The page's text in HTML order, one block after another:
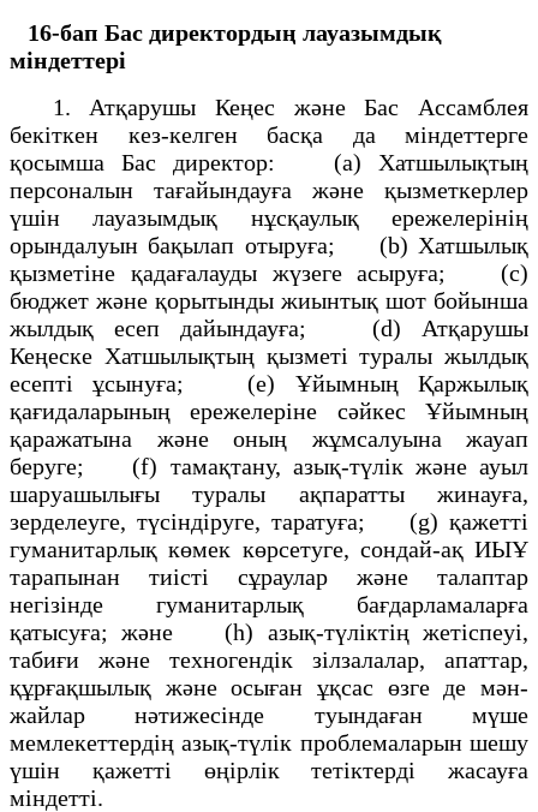
16-бап Бас директордың лауазымдық
міндеттері
1. Атқарушы Кеңес және Бас Ассамблея
бекіткен кез-келген басқа да міндеттерге
қосымша Бас директор: (а) Хатшылықтың
персоналын тағайындауға және қызметкерлер
үшін лауазымдық нұсқаулық ережелерінің
орындалуын бақылап отыруға; (b) Хатшылық
қызметіне қадағалауды жүзеге асыруға; (с)
бюджет және қорытынды жиынтық шот бойынша
жылдық есеп дайындауға; (d) Атқарушы
Кеңеске Хатшылықтың қызметі туралы жылдық
есепті ұсынуға; (e) Ұйымның Қаржылық
қағидаларының ережелеріне сәйкес Ұйымның
қаражатына және оның жұмсалуына жауап
беруге; (f) тамақтану, азық-түлік және ауыл
шаруашылығы туралы ақпаратты жинауға,
зерделеуге, түсіндіруге, таратуға; (g) қажетті
гуманитарлық көмек көрсетуге, сондай-ақ ИЫҰ
тарапынан тиісті сұраулар және талаптар
негізінде гуманитарлық бағдарламаларға
қатысуға; және (h) азық-түліктің жетіспеуі,
табиғи және техногендік зілзалалар, апаттар,
құрғақшылық және осыған ұқсас өзге де мән-
жайлар нәтижесінде туындаған мүше
мемлекеттердің азық-түлік проблемаларын шешу
үшін қажетті өңірлік тетіктерді жасауға
міндетті.